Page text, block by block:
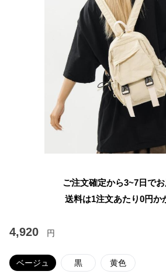
ご注文確定から3~7日で
送料は1注文あたり0円か
4,920 円
ベージュ 黒 黄色